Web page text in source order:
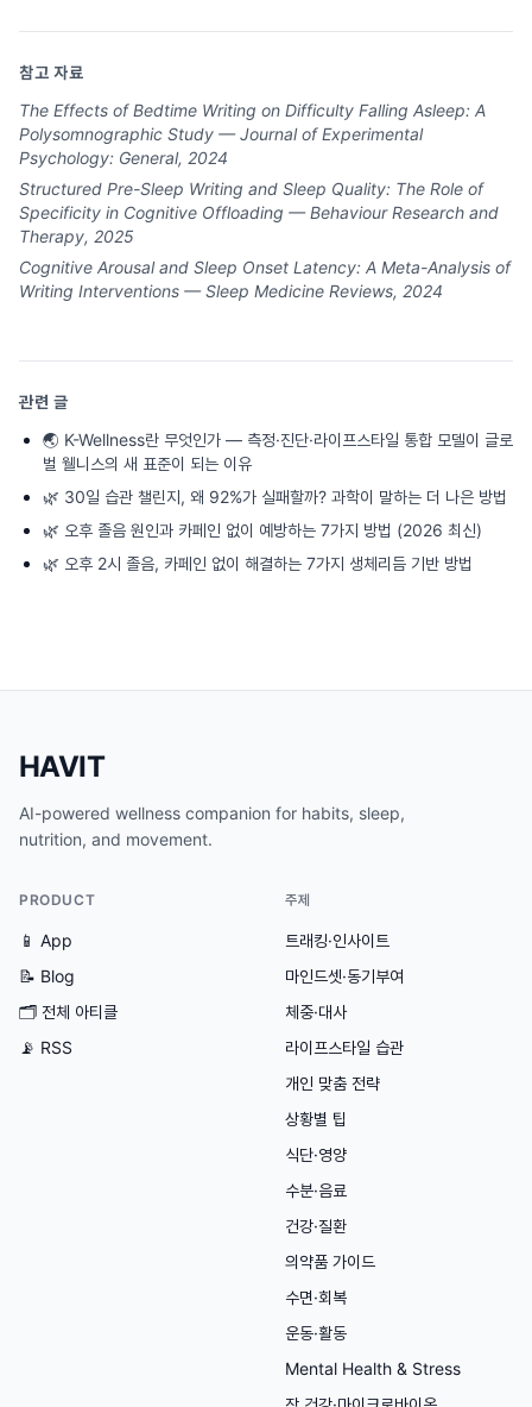
참고 자료
The Effects of Bedtime Writing on Difficulty Falling Asleep: A
Polysomnographic Study — Journal of Experimental
Psychology: General, 2024
Structured Pre-Sleep Writing and Sleep Quality: The Role of
Specificity in Cognitive Offloading — Behaviour Research and
Therapy, 2025
Cognitive Arousal and Sleep Onset Latency: A Meta-Analysis of
Writing Interventions — Sleep Medicine Reviews, 2024
관련 글
🌏 K-Wellness란 무엇인가 — 측정·진단·라이프스타일 통합 모델이 글로
벌 웰니스의 새 표준이 되는 이유
🌿 30일 습관 챌린지, 왜 92%가 실패할까? 과학이 말하는 더 나은 방법
🌿 오후 졸음 원인과 카페인 없이 예방하는 7가지 방법 (2026 최신)
🌿 오후 2시 졸음, 카페인 없이 해결하는 7가지 생체리듬 기반 방법
HAVIT
AI-powered wellness companion for habits, sleep,
nutrition, and movement.
PRODUCT
📱 App
📝 Blog
🗂 전체 아티클
📡 RSS
주제
트래킹·인사이트
마인드셋·동기부여
체중·대사
라이프스타일 습관
개인 맞춤 전략
상황별 팁
식단·영양
수분·음료
건강·질환
의약품 가이드
수면·회복
운동·활동
Mental Health & Stress